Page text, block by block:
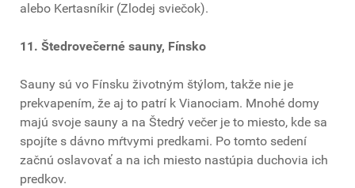
alebo Kertasníkir (Zlodej sviečok).
11. Štedrovečerné sauny, Fínsko
Sauny sú vo Fínsku životným štýlom, takže nie je
prekvapením, že aj to patrí k Vianociam. Mnohé domy
majú svoje sauny a na Štedrý večer je to miesto, kde sa
spojíte s dávno mŕtvymi predkami. Po tomto sedení
začnú oslavovať a na ich miesto nastúpia duchovia ich
predkov.